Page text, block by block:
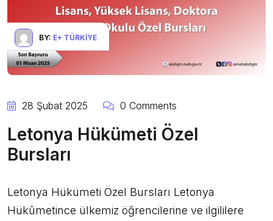
BY: E+ TÜRKIYE
28 Şubat 2025 0 Comments
Letonya Hükümeti Özel
Bursları
Letonya Hükümeti Özel Bursları Letonya
Hükûmetince ülkemiz öğrencilerine ve ilgililere